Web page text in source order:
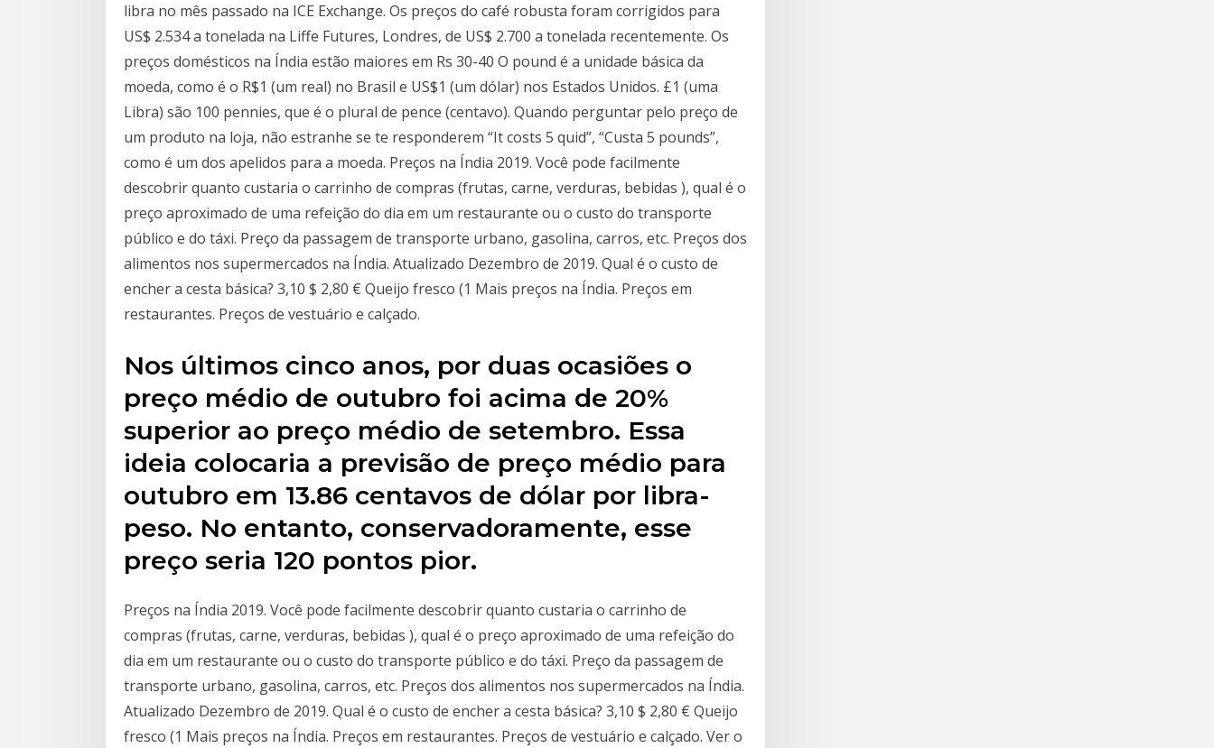
libra no mês passado na ICE Exchange. Os preços do café robusta foram corrigidos para
US$ 2.534 a tonelada na Liffe Futures, Londres, de US$ 2.700 a tonelada recentemente. Os
preços domésticos na Índia estão maiores em Rs 30-40 O pound é a unidade básica da
moeda, como é o R$1 (um real) no Brasil e US$1 (um dólar) nos Estados Unidos. £1 (uma
Libra) são 100 pennies, que é o plural de pence (centavo). Quando perguntar pelo preço de
um produto na loja, não estranhe se te responderem “It costs 5 quid”, “Custa 5 pounds”,
como é um dos apelidos para a moeda. Preços na Índia 2019. Você pode facilmente
descobrir quanto custaria o carrinho de compras (frutas, carne, verduras, bebidas ), qual é o
preço aproximado de uma refeição do dia em um restaurante ou o custo do transporte
público e do táxi. Preço da passagem de transporte urbano, gasolina, carros, etc. Preços dos
alimentos nos supermercados na Índia. Atualizado Dezembro de 2019. Qual é o custo de
encher a cesta básica? 3,10 $ 2,80 € Queijo fresco (1 Mais preços na Índia. Preços em
restaurantes. Preços de vestuário e calçado.
Nos últimos cinco anos, por duas ocasiões o
preço médio de outubro foi acima de 20%
superior ao preço médio de setembro. Essa
ideia colocaria a previsão de preço médio para
outubro em 13.86 centavos de dólar por libra-
peso. No entanto, conservadoramente, esse
preço seria 120 pontos pior.
Preços na Índia 2019. Você pode facilmente descobrir quanto custaria o carrinho de
compras (frutas, carne, verduras, bebidas ), qual é o preço aproximado de uma refeição do
dia em um restaurante ou o custo do transporte público e do táxi. Preço da passagem de
transporte urbano, gasolina, carros, etc. Preços dos alimentos nos supermercados na Índia.
Atualizado Dezembro de 2019. Qual é o custo de encher a cesta básica? 3,10 $ 2,80 € Queijo
fresco (1 Mais preços na Índia. Preços em restaurantes. Preços de vestuário e calçado. Ver o